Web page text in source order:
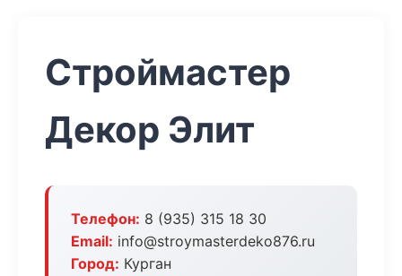
Строймастер
Декор Элит
Телефон: 8 (935) 315 18 30
Email: info@stroymasterdeko876.ru
Город: Курган